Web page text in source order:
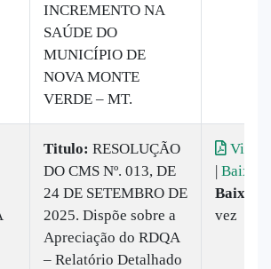
INCREMENTO NA
SAÚDE DO
MUNICÍPIO DE
NOVA MONTE
VERDE – MT.
Titulo: RESOLUÇÃO
DO CMS Nº. 013, DE
24 DE SETEMBRO DE
2025. Dispõe sobre a
Apreciação do RDQA
– Relatório Detalhado
| Baixar
vez